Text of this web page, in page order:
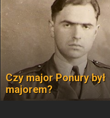
Czy major Ponury był
majorem?